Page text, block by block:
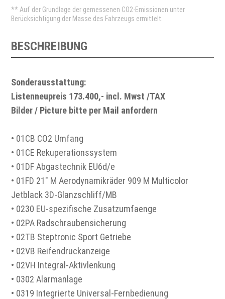
** Auf der Grundlage der gemessenen CO2-Emissionen unter
Berücksichtigung der Masse des Fahrzeugs ermittelt.
BESCHREIBUNG
Sonderausstattung:
Listenneupreis 173.400,- incl. Mwst /TAX
Bilder / Picture bitte per Mail anfordern
• 01CB CO2 Umfang
• 01CE Rekuperationssystem
• 01DF Abgastechnik EU6d/e
• 01FD 21" M Aerodynamikräder 909 M Multicolor
Jetblack 3D-Glanzschliff/MB
• 0230 EU-spezifische Zusatzumfaenge
• 02PA Radschraubensicherung
• 02TB Steptronic Sport Getriebe
• 02VB Reifendruckanzeige
• 02VH Integral-Aktivlenkung
• 0302 Alarmanlage
• 0319 Integrierte Universal-Fernbedienung